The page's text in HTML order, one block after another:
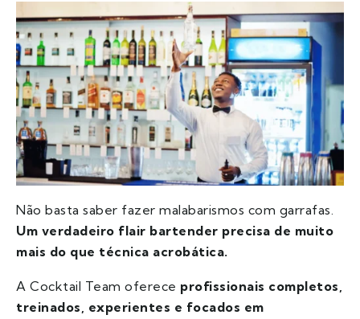
Não basta saber fazer malabarismos com garrafas.
Um verdadeiro flair bartender precisa de muito
mais do que técnica acrobática.
A Cocktail Team oferece profissionais completos,
treinados, experientes e focados em